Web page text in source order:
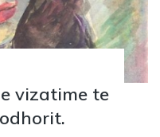
vizatime te